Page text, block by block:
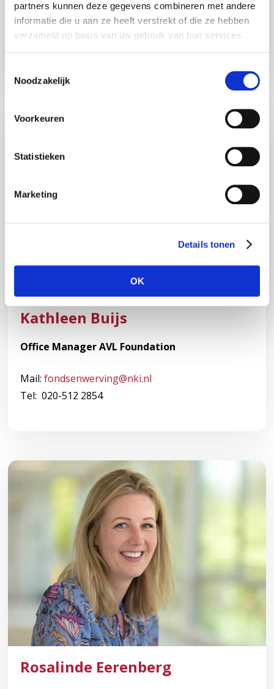
partners kunnen deze gegevens combineren met andere
informatie die u aan ze heeft verstrekt of die ze hebben
verzameld op basis van uw gebruik van hun services.
c
Noodzakelijk
Voorkeuren
Statistieken
Marketing
Details tonen
OK
a.souren@nki.nl
Kathleen Buijs
Office Manager AVL Foundation
Mail:fondsenwerving@nki.nl
Tel: 020-512 2854
Rosalinde Eerenberg